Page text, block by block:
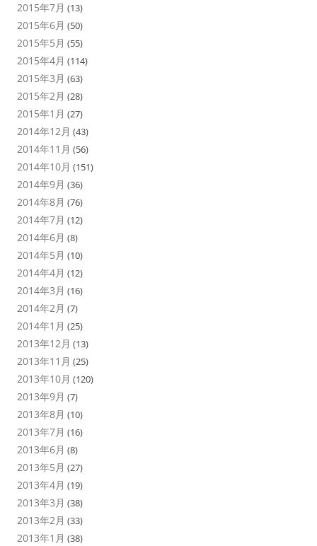
2015年7月 (13)
2015年6月 (50)
2015年5月 (55)
2015年4月 (114)
2015年3月 (63)
2015年2月 (28)
2015年1月 (27)
2014年12月 (43)
2014年11月 (56)
2014年10月 (151)
2014年9月 (36)
2014年8月 (76)
2014年7月 (12)
2014年6月 (8)
2014年5月 (10)
2014年4月 (12)
2014年3月 (16)
2014年2月 (7)
2014年1月 (25)
2013年12月 (13)
2013年11月 (25)
2013年10月 (120)
2013年9月 (7)
2013年8月 (10)
2013年7月 (16)
2013年6月 (8)
2013年5月 (27)
2013年4月 (19)
2013年3月 (38)
2013年2月 (33)
2013年1月 (38)